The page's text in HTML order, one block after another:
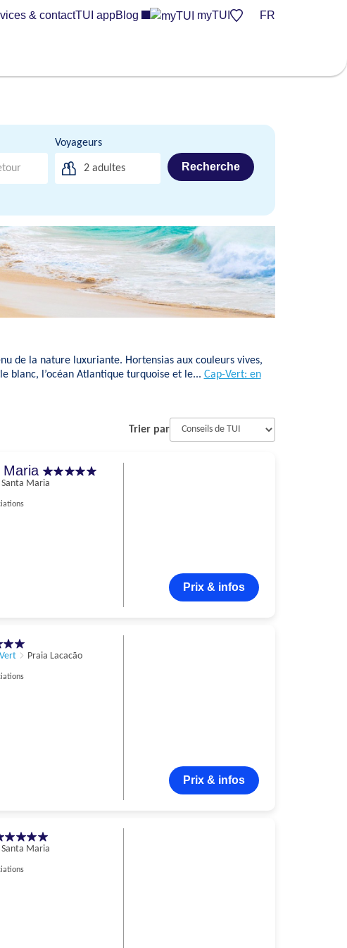
& contactTUI appBlog myTUI FR
Voyageurs
2 adultes Recherche
de la nature luxuriante. Hortensias aux couleurs vives,
blanc, l’océan Atlantique turquoise et le... Cap-Vert: en
Trier par
Maria
Santa Maria
Prix & infos
Praia Lacacão
Prix & infos
Santa Maria